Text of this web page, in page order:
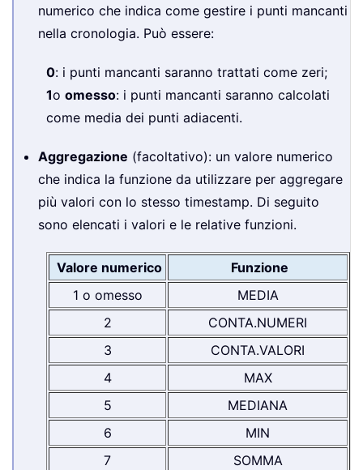
numerico che indica come gestire i punti mancanti
nella cronologia. Può essere:
0: i punti mancanti saranno trattati come zeri;
1o omesso: i punti mancanti saranno calcolati
come media dei punti adiacenti.
Aggregazione (facoltativo): un valore numerico
che indica la funzione da utilizzare per aggregare
più valori con lo stesso timestamp. Di seguito
sono elencati i valori e le relative funzioni.
Valore numerico
Funzione
1 o omesso
MEDIA
2
CONTA.NUMERI
3
CONTA.VALORI
4
MAX
5
MEDIANA
6
MIN
7
SOMMA